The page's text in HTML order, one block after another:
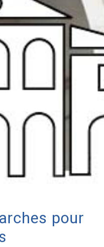
pour